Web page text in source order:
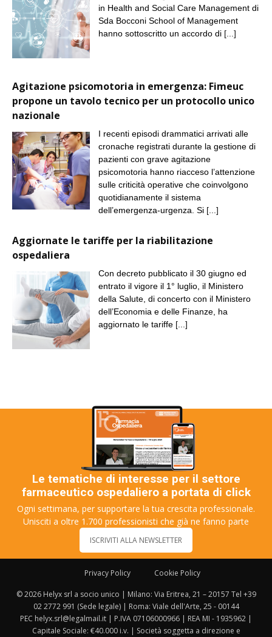
in Health and Social Care Management di
Sda Bocconi School of Management
hanno sottoscritto un accordo di [...]
Agitazione psicomotoria in emergenza: Fimeuc
propone un tavolo tecnico per un protocollo unico
nazionale
I recenti episodi drammatici arrivati alle
cronache registrati durante la gestione di
pazienti con grave agitazione
psicomotoria hanno riacceso l’attenzione
sulle criticità operative che coinvolgono
quotidianamente il sistema
dell’emergenza-urgenza. Si [...]
Aggiornate le tariffe per la riabilitazione
ospedaliera
Con decreto pubblicato il 30 giugno ed
entrato il vigore il 1° luglio, il Ministero
della Salute, di concerto con il Ministero
dell’Economia e delle Finanze, ha
aggiornato le tariffe [...]
Le tematiche di interesse per il settore
farmaceutico ospedaliero a portata di click
Ogni settimana, per supportare la tua crescita professionale.
Unisciti a oltre 1.700 professionisti che già ne fanno parte
ISCRIVITI ALLA NEWSLETTER
Privacy Policy Cookie Policy
© 2026 Helyx srl a socio unico | Milano: Via Eritrea, 21 – 20157 Tel +39
02 2772 991 (Sede legale) | Roma: Viale dell'Arte, 25 - 00144
PEC helyx.srl@legalmail.it | P.IVA 07106000966 | REA MI - 1935962 |
Capitale Sociale: €40.000 i.v. | Società soggetta a direzione e